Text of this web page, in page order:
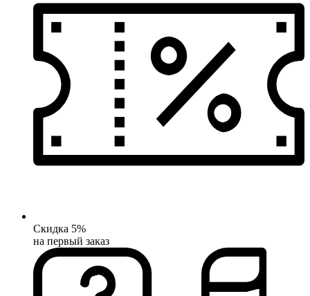
Скидка 5%
на первый заказ